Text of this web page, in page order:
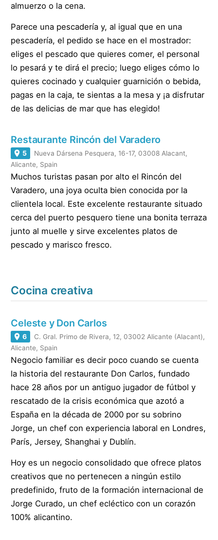
almuerzo o la cena.
Parece una pescadería y, al igual que en una
pescadería, el pedido se hace en el mostrador:
eliges el pescado que quieres comer, el personal
lo pesará y te dirá el precio; luego eliges cómo lo
quieres cocinado y cualquier guarnición o bebida,
pagas en la caja, te sientas a la mesa y ¡a disfrutar
de las delicias de mar que has elegido!
Restaurante Rincón del Varadero
5
Nueva Dársena Pesquera, 16-17, 03008 Alacant,
Alicante, Spain
Muchos turistas pasan por alto el Rincón del
Varadero, una joya oculta bien conocida por la
clientela local. Este excelente restaurante situado
cerca del puerto pesquero tiene una bonita terraza
junto al muelle y sirve excelentes platos de
pescado y marisco fresco.
Cocina creativa
Celeste y Don Carlos
6
C. Gral. Primo de Rivera, 12, 03002 Alicante (Alacant),
Alicante, Spain
Negocio familiar es decir poco cuando se cuenta
la historia del restaurante Don Carlos, fundado
hace 28 años por un antiguo jugador de fútbol y
rescatado de la crisis económica que azotó a
España en la década de 2000 por su sobrino
Jorge, un chef con experiencia laboral en Londres,
París, Jersey, Shanghai y Dublín.
Hoy es un negocio consolidado que ofrece platos
creativos que no pertenecen a ningún estilo
predefinido, fruto de la formación internacional de
Jorge Curado, un chef ecléctico con un corazón
100% alicantino.